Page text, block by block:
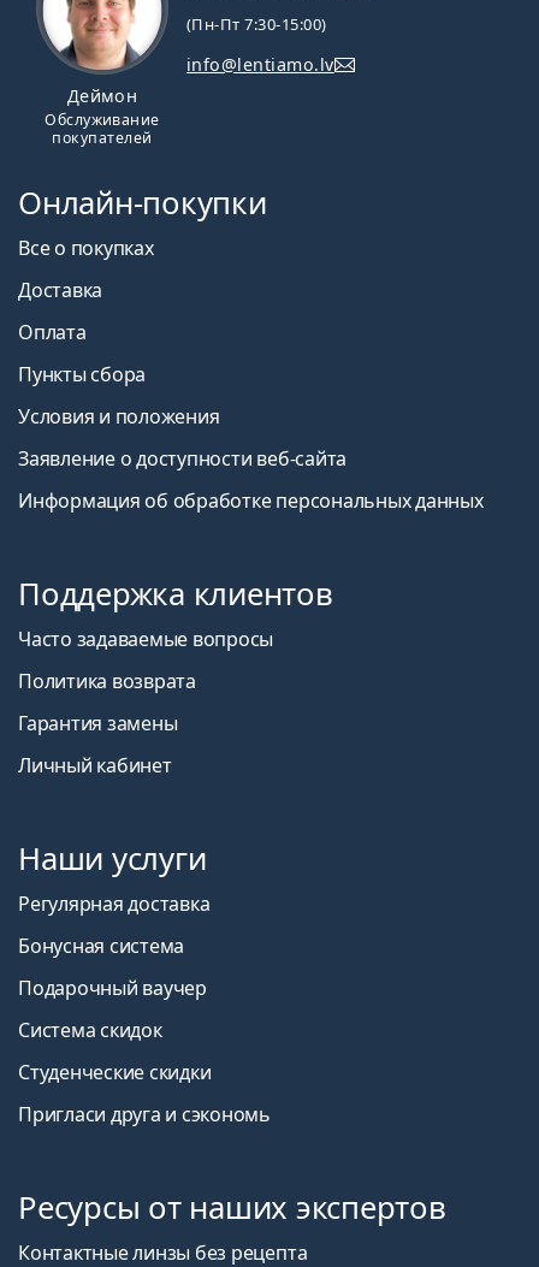
Деймон
Обслуживание
покупателей
(Пн-Пт 7:30-15:00)
info@lentiamo.lv
Онлайн-покупки
Все о покупках
Доставка
Оплата
Пункты сбора
Условия и положения
Заявление о доступности веб-сайта
Информация об обработке персональных данных
Поддержка клиентов
Часто задаваемые вопросы
Политика возврата
Гарантия замены
Личный кабинет
Наши услуги
Регулярная доставка
Бонусная система
Подарочный ваучер
Система скидок
Студенческие скидки
Пригласи друга и сэкономь
Ресурсы от наших экспертов
Контактные линзы без рецепта